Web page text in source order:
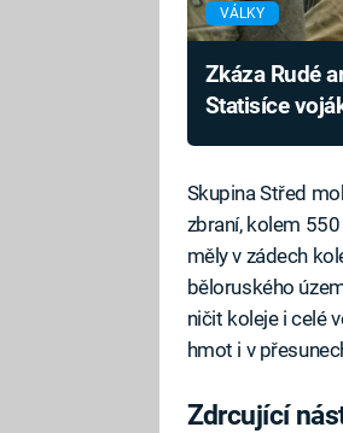
VÁLKY
Zkáza Rudé
Statisíce
Skupina Střed
zbraní, kolem
měly v zádech
běloruského
ničit koleje i celé
hmot i v
Zdrcující